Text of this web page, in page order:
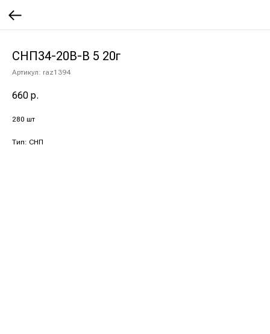
СНП34-20В-В 5 20г
Артикул: raz1394
660 р.
280 шт
Тип: СНП